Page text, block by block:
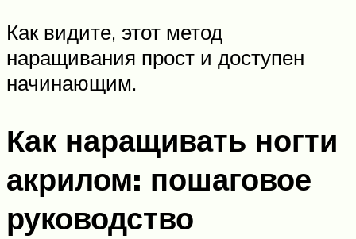
Как видите, этот метод
наращивания прост и доступен
начинающим.
Как наращивать ногти
акрилом: пошаговое
руководство